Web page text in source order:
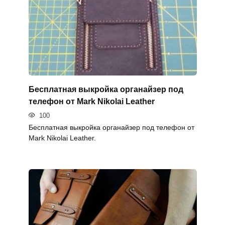
Бесплатная выкройка органайзер под
телефон от Mark Nikolai Leather
100
Бесплатная выкройка органайзер под телефон от
Mark Nikolai Leather.